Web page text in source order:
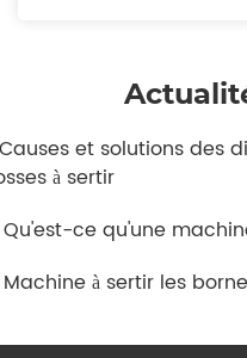
et solutions des
à sertir
Qu'est-ce qu'une
Machine à sertir les